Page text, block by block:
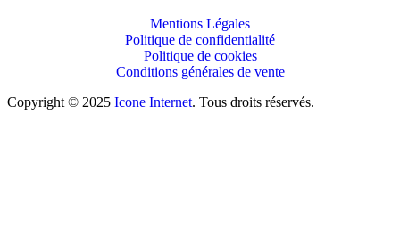
Mentions Légales
Politique de confidentialité
Politique de cookies
Conditions générales de vente
Copyright © 2025 Icone Internet. Tous droits réservés.